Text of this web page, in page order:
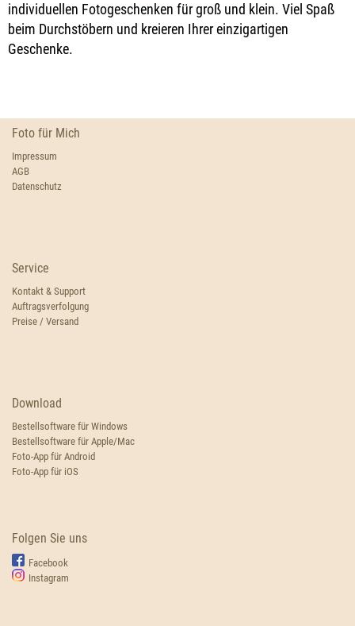
individuellen Fotogeschenken für groß und klein. Viel Spaß
beim Durchstöbern und kreieren Ihrer einzigartigen
Geschenke.
Foto für Mich
Impressum
AGB
Datenschutz
Service
Kontakt & Support
Auftragsverfolgung
Preise / Versand
Download
Bestellsoftware für Windows
Bestellsoftware für Apple/Mac
Foto-App für Android
Foto-App für iOS
Folgen Sie uns
Facebook
Instagram